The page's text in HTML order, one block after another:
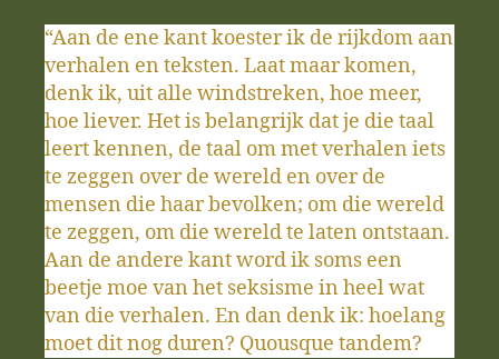
“Aan de ene kant koester ik de rijkdom aan
verhalen en teksten. Laat maar komen,
denk ik, uit alle windstreken, hoe meer,
hoe liever. Het is belangrijk dat je die taal
leert kennen, de taal om met verhalen iets
te zeggen over de wereld en over de
mensen die haar bevolken; om die wereld
te zeggen, om die wereld te laten ontstaan.
Aan de andere kant word ik soms een
beetje moe van het seksisme in heel wat
van die verhalen. En dan denk ik: hoelang
moet dit nog duren? Quousque tandem?